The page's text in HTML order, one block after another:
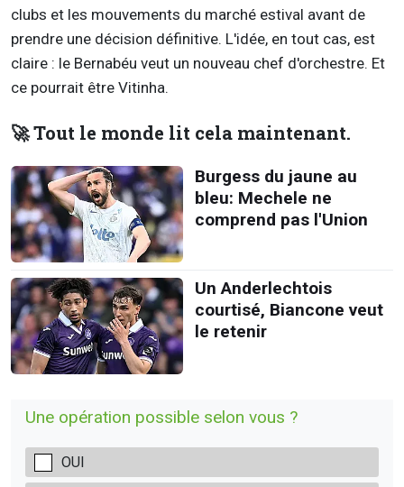
clubs et les mouvements du marché estival avant de
prendre une décision définitive. L'idée, en tout cas, est
claire : le Bernabéu veut un nouveau chef d'orchestre. Et
ce pourrait être Vitinha.
🚀 Tout le monde lit cela maintenant.
Burgess du jaune au
bleu: Mechele ne
comprend pas l'Union
Un Anderlechtois
courtisé, Biancone veut
le retenir
Une opération possible selon vous ?
OUI